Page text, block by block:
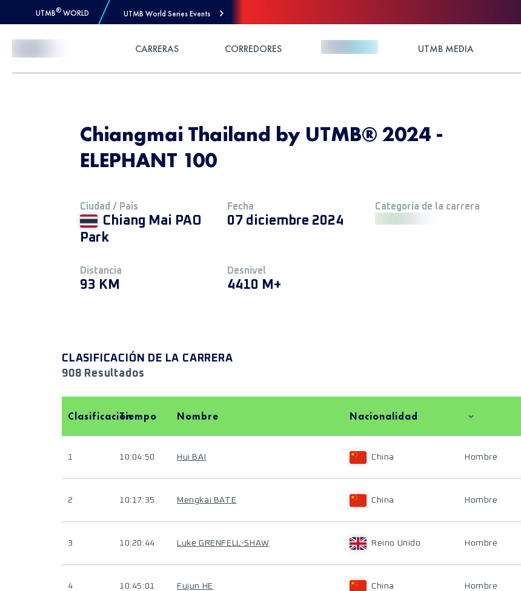
UTMB® WORLD UTMB World Series Events
CARRERAS CORREDORES UTMB MEDIA
Chiangmai Thailand by UTMB® 2024 -
ELEPHANT 100
Ciudad / País
Chiang Mai PAO
Park
Fecha
07 diciembre 2024
Categoría de la carrera
Distancia
93 KM
Desnivel
4410 M+
CLASIFICACIÓN DE LA CARRERA
908 Resultados
ClasificaciónTiempo Nombre Nacionalidad
1 10:04:50 Hui BAI China Hombre
2 10:17:35 Mengkai BATE China Hombre
3 10:20:44 Luke GRENFELL-SHAW Reino Unido Hombre
4 10:45:01 Fujun HE China Hombre